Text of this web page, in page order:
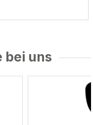
bei uns